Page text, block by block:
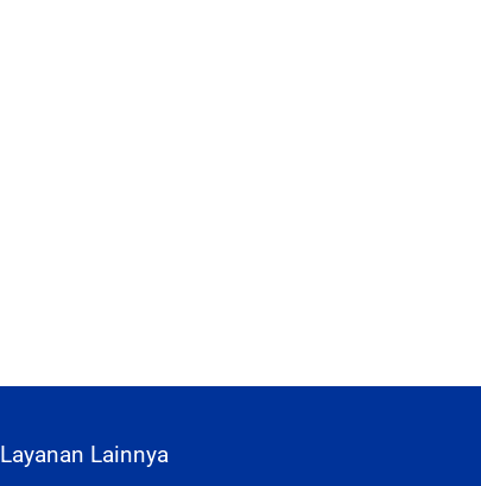
Layanan Lainnya